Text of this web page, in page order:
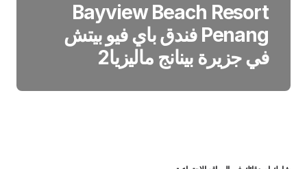
Bayview Beach Resort
Penang فندق باي فيو بيتش
في جزيرة بينانج ماليزيا2